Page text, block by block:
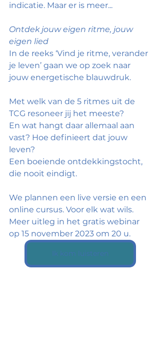
indicatie. Maar er is meer...
Ontdek jouw eigen ritme, jouw
eigen lied
In de reeks ‘Vind je ritme, verander
je leven’ gaan we op zoek naar
jouw energetische blauwdruk.
Met welk van de 5 ritmes uit de
TCG resoneer jij het meeste?
En wat hangt daar allemaal aan
vast? Hoe definieert dat jouw
leven?
Een boeiende ontdekkingstocht,
die nooit eindigt.
We plannen een live versie en een
online cursus. Voor elk wat wils.
Meer uitleg in het gratis webinar
op 15 november 2023 om 20 u.
Ik kom luisteren